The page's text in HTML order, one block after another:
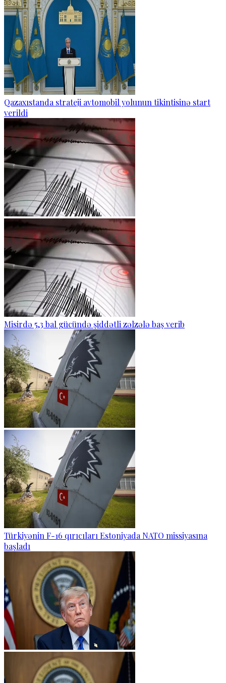
Qazaxıstanda strateji avtomobil yolunun tikintisinə start
verildi
Misirdə 5,3 bal gücündə şiddətli zəlzələ baş verib
Türkiyənin F-16 qırıcıları Estoniyada NATO missiyasına
başladı